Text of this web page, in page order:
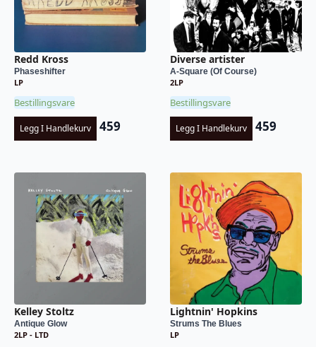
Redd Kross
Phaseshifter
LP
Bestillingsvare
Legg I Handlekurv 459
Diverse artister
A-Square (Of Course)
2LP
Bestillingsvare
Legg I Handlekurv 459
Kelley Stoltz
Antique Glow
2LP - LTD
Lightnin' Hopkins
Strums The Blues
LP